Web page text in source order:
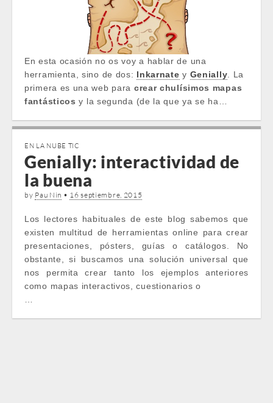
En esta ocasión no os voy a hablar de una
herramienta, sino de dos: Inkarnate y Genially . La
primera es una web para crear chulísimos mapas
fantásticos y la segunda (de la que ya se ha…
EN LA NUBE TIC
Genially: interactividad de
la buena
by Pau Nin • 16 septiembre, 2015
Los lectores habituales de este blog sabemos que
existen multitud de herramientas online para crear
presentaciones, pósters, guías o catálogos. No
obstante, si buscamos una solución universal que
nos permita crear tanto los ejemplos anteriores
como mapas interactivos, cuestionarios o